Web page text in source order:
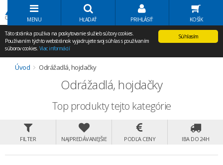
Volať Agem
MENU HĽADAŤ PRIHLÁSIŤ KOŠÍK
Súhlasím
Táto stránka používa na poskytovanie služieb súbory cookies.
Používaním týchto webstránok vyjadrujete svoj súhlas s používaním
súborov cookies. Viac informácií
Úvod Odrážadlá, hojdačky
Odrážadlá, hojdačky
Top produkty tejto kategórie
FILTER NAJPREDÁVANEJŠIE PODĽA CENY IBA DO 24H